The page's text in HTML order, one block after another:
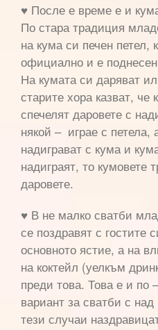
♥ После е време е и
По стара традиция
на кума си печен петел,
официално и е
На кумата си даряват
старите хора казват, че
спечелят даровете с
някой – играе с петела,
надиграват с кума и
надиграят, то кумовете
даровете.
♥ В не малко сватби
се поздравят с гостите
основното ястие, а на
на коктейл (уелкъм
преди това. Това е и по
вариант за сватби с
тези случаи